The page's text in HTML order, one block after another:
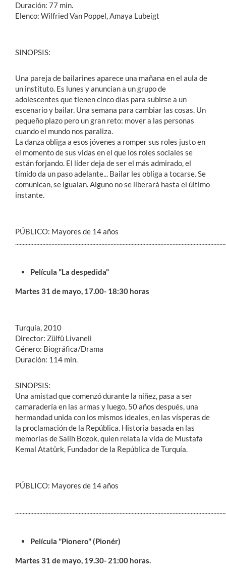
Duración: 77 min.
Elenco: Wilfried Van Poppel, Amaya Lubeigt
SINOPSIS:
Una pareja de bailarines aparece una mañana en el aula de
un instituto. Es lunes y anuncian a un grupo de
adolescentes que tienen cinco días para subirse a un
escenario y bailar. Una semana para cambiar las cosas. Un
pequeño plazo pero un gran reto: mover a las personas
cuando el mundo nos paraliza.
La danza obliga a esos jóvenes a romper sus roles justo en
el momento de sus vidas en el que los roles sociales se
están forjando. El líder deja de ser el más admirado, el
tímido da un paso adelante... Bailar les obliga a tocarse. Se
comunican, se igualan. Alguno no se liberará hasta el último
instante.
PÚBLICO: Mayores de 14 años
Película "La despedida"
Martes 31 de mayo, 17.00- 18:30 horas
Turquía, 2010
Director: Zülfü Livaneli
Género: Biográfica/Drama
Duración: 114 min.
SINOPSIS:
Una amistad que comenzó durante la niñez, pasa a ser
camaradería en las armas y luego, 50 años después, una
hermandad unida con los mismos ideales, en las vísperas de
la proclamación de la República. Historia basada en las
memorias de Salih Bozok, quien relata la vida de Mustafa
Kemal Atatürk, Fundador de la República de Turquía.
PÚBLICO: Mayores de 14 años
Película "Pionero" (Pionér)
Martes 31 de mayo, 19.30- 21:00 horas.